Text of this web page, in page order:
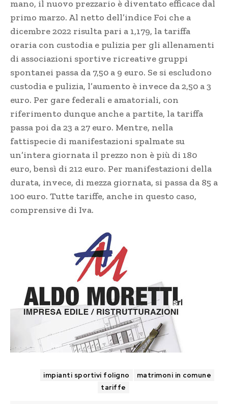
mano, il nuovo prezzario è diventato efficace dal
primo marzo. Al netto dell’indice Foi che a
dicembre 2022 risulta pari a 1,179, la tariffa
oraria con custodia e pulizia per gli allenamenti
di associazioni sportive ricreative gruppi
spontanei passa da 7,50 a 9 euro. Se si escludono
custodia e pulizia, l’aumento è invece da 2,50 a 3
euro. Per gare federali e amatoriali, con
riferimento dunque anche a partite, la tariffa
passa poi da 23 a 27 euro. Mentre, nella
fattispecie di manifestazioni spalmate su
un’intera giornata il prezzo non è più di 180
euro, bensì di 212 euro. Per manifestazioni della
durata, invece, di mezza giornata, si passa da 85 a
100 euro. Tutte tariffe, anche in questo caso,
comprensive di Iva.
impianti sportivi foligno
matrimoni in comune
tariffe